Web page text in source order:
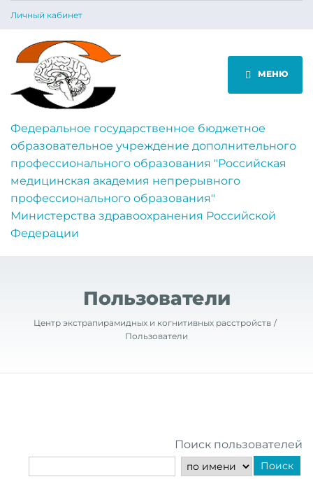
Личный кабинет
МЕНЮ
Федеральное государственное бюджетное
образовательное учреждение дополнительного
профессионального образования "Российская
медицинская академия непрерывного
профессионального образования"
Министерства здравоохранения Российской
Федерации
Пользователи
Центр экстрапирамидных и когнитивных расстройств
Пользователи
Поиск пользователей
Поиск